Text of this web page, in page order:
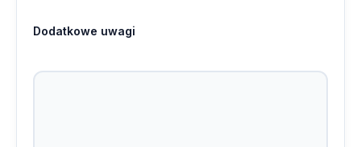
Dodatkowe uwagi